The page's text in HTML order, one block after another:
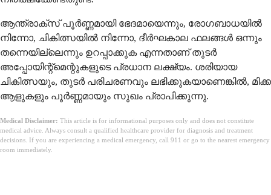
ആന്ത്രാക്സ് പൂർണ്ണമായി ഭേദമായെന്നും, രോഗബാധയിൽ
നിന്നോ, ചികിത്സയിൽ നിന്നോ, ദീർഘകാല ഫലങ്ങൾ ഒന്നും
തന്നെയില്ലെന്നും ഉറപ്പാക്കുക എന്നതാണ് തുടർ
അപ്പോയിന്റ്മെന്റുകളുടെ പ്രധാന ലക്ഷ്യം. ശരിയായ
ചികിത്സയും, തുടർ പരിചരണവും ലഭിക്കുകയാണെങ്കിൽ, മിക്ക
ആളുകളും പൂർണ്ണമായും സുഖം പ്രാപിക്കുന്നു.
Medical Disclaimer: This article is for informational purposes only and does not constitute
medical advice. Always consult a qualified healthcare provider for diagnosis and treatment
decisions. If you are experiencing a medical emergency, call 911 or go to the nearest emergency
room immediately.